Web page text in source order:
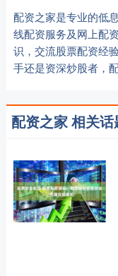
配资之家是专业的低
线配资服务及网上配
识，交流股票配资经
手还是资深炒股者，
配资之家 相关话